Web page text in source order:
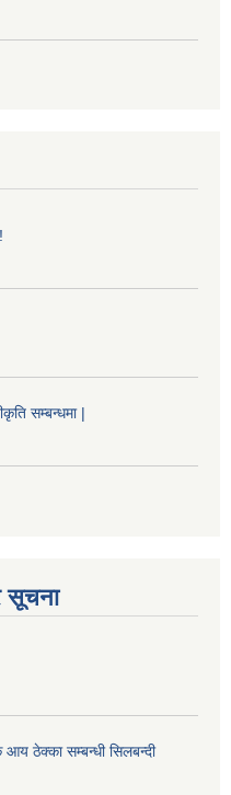
सम्बन्धमा |
सूचना
ठेक्का सम्बन्धी सिलबन्दी